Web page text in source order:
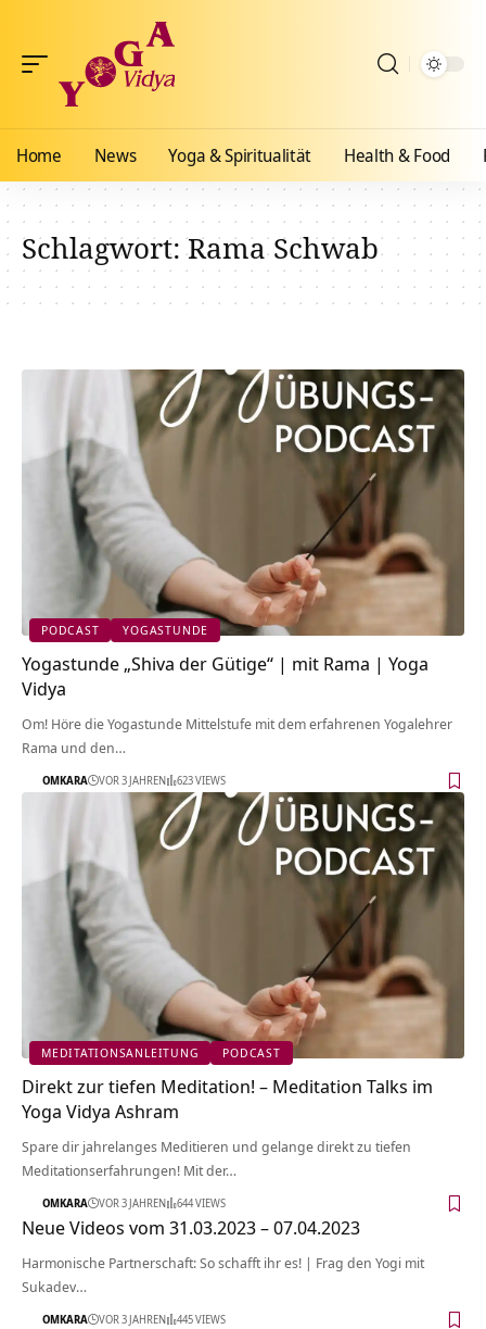
Home News Yoga & Spiritualität Health & Food
Schlagwort:Rama Schwab
PODCAST YOGASTUNDE
Yogastunde „Shiva der Gütige“ | mit Rama | Yoga
Vidya
Om! Höre die Yogastunde Mittelstufe mit dem erfahrenen Yogalehrer
Rama und den…
OMKARA VOR 3 JAHREN 623 VIEWS
MEDITATIONSANLEITUNG PODCAST
Direkt zur tiefen Meditation! – Meditation Talks im
Yoga Vidya Ashram
Spare dir jahrelanges Meditieren und gelange direkt zu tiefen
Meditationserfahrungen! Mit der…
OMKARA VOR 3 JAHREN 644 VIEWS
Neue Videos vom 31.03.2023 – 07.04.2023
Harmonische Partnerschaft: So schafft ihr es! | Frag den Yogi mit
Sukadev…
OMKARA VOR 3 JAHREN 445 VIEWS